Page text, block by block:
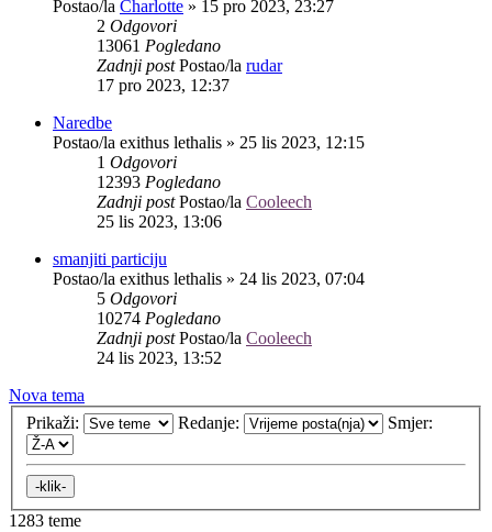
Postao/la Charlotte » 15 pro 2023, 23:27
2 Odgovori
13061 Pogledano
Zadnji postPostao/la rudar
17 pro 2023, 12:37
Naredbe
Postao/la exithus lethalis » 25 lis 2023, 12:15
1 Odgovori
12393 Pogledano
Zadnji postPostao/la Cooleech
25 lis 2023, 13:06
smanjiti particiju
Postao/la exithus lethalis » 24 lis 2023, 07:04
5 Odgovori
10274 Pogledano
Zadnji postPostao/la Cooleech
24 lis 2023, 13:52
Nova tema
Prikaži:
Redanje: Smjer:
1283 teme